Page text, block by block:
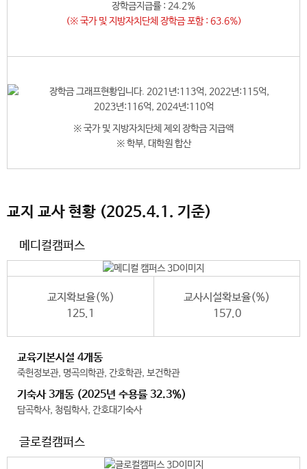
장학금지급률 : 24.2%
(※ 국가 및 지방자치단체 장학금 포함 : 63.6%)
※ 국가 및 지방자치단체 제외 장학금 지급액
※ 학부, 대학원 합산
교지 교사 현황 (2025.4.1. 기준)
메디컬캠퍼스
교지확보율(%)
125.1
교사시설확보율(%)
157.0
교육기본시설 4개동
죽헌정보관, 명곡의학관, 간호학관, 보건학관
기숙사 3개동 (2025년 수용률 32.3%)
담곡학사, 청림학사, 간호대기숙사
글로컬캠퍼스